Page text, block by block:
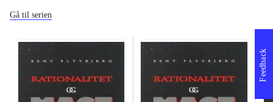
Gå til serien
Feedback